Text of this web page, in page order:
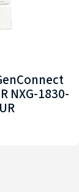
NXG-1830-